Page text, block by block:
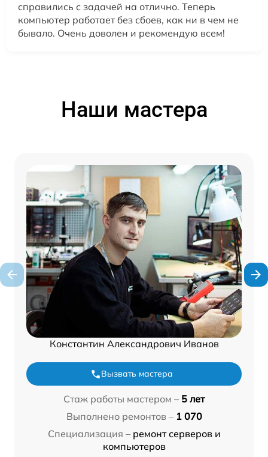
справились с задачей на отлично. Теперь
компьютер работает без сбоев, как ни в чем не
бывало. Очень доволен и рекомендую всем!
Наши мастера
Константин Александрович Иванов
Вызвать мастера
Стаж работы мастером – 5 лет
Выполнено ремонтов – 1 070
Специализация – ремонт серверов и
компьютеров